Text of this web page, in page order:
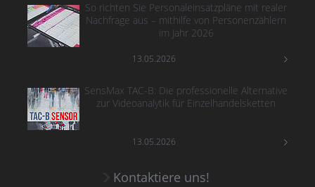
So richten Sie Personaleinsatzpläne mit realer
Nachfrage aus – mithilfe von Personenzählern
im Jahr 2026
13.05.2026
SensMax TAC-B: Die professionelle Alternative
zur Videoanalytik für Einzelhandelsketten
13.05.2026
Kontaktiere uns!